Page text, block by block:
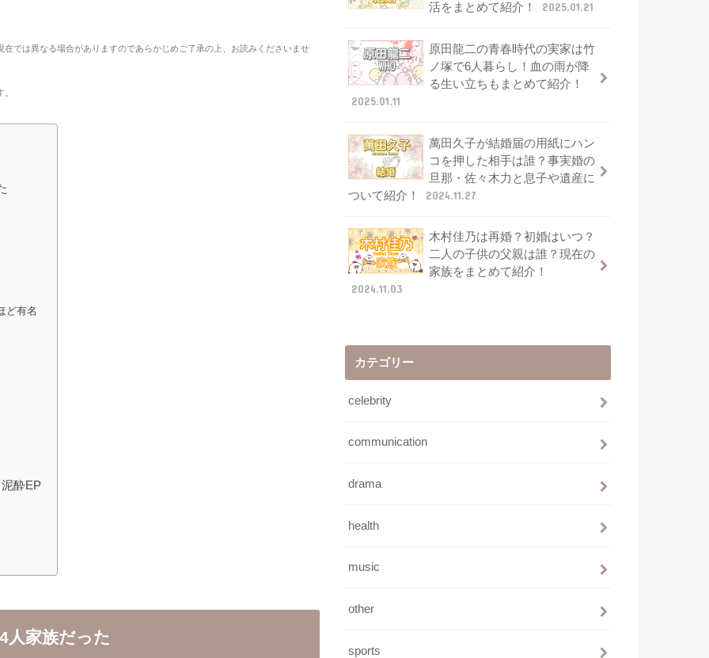
では異なる場合がありますのであらかじめご了承の上、お読みくださいませ
ど有名
酔EP
人家族だった
活をまとめて紹介！
2025.01.21
原田龍二の青春時代の実家は竹
ノ塚で6人暮らし！血の雨が降
る生い立ちもまとめて紹介！
2025.01.11
萬田久子が結婚届の用紙にハン
コを押した相手は誰？事実婚の
旦那・佐々木力と息子や遺産に
ついて紹介！
2024.11.27
木村佳乃は再婚？初婚はいつ？
二人の子供の父親は誰？現在の
家族をまとめて紹介！
2024.11.03
カテゴリー
celebrity
communication
drama
health
music
other
sports